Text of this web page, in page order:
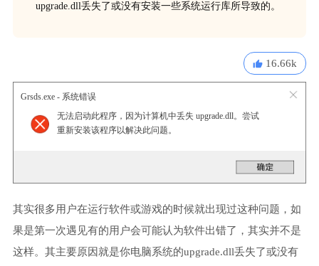
upgrade.dll丢失了或没有安装一些系统运行库所导致的。
16.66k
Grsds.exe - 系统错误
无法启动此程序，因为计算机中丢失 upgrade.dll。尝试
重新安装该程序以解决此问题。
其实很多用户在运行软件或游戏的时候就出现过这种问题，如
果是第一次遇见有的用户会可能认为软件出错了，其实并不是
这样。其主要原因就是你电脑系统的upgrade.dll丢失了或没有